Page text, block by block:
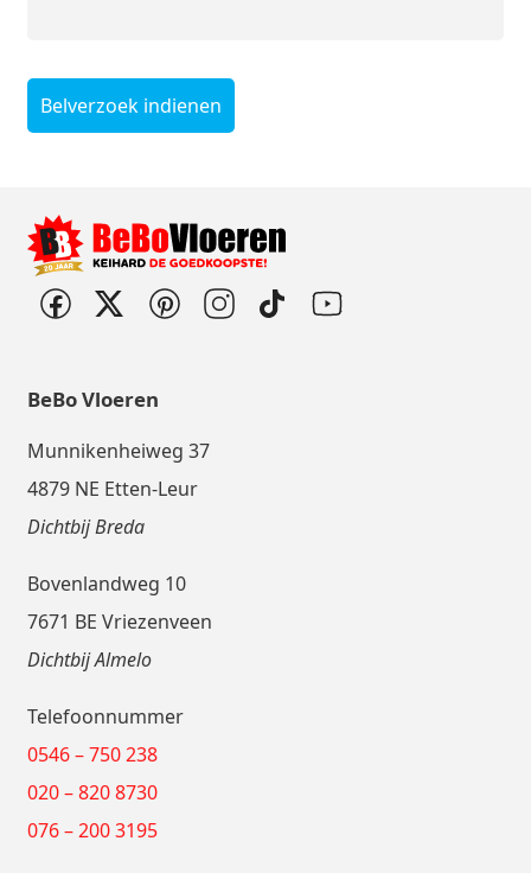
Belverzoek indienen
BeBo Vloeren
Munnikenheiweg 37
4879 NE Etten-Leur
Dichtbij Breda
Bovenlandweg 10
7671 BE Vriezenveen
Dichtbij Almelo
Telefoonnummer
0546 – 750 238
020 – 820 8730
076 – 200 3195